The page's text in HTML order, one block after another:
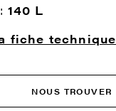
:140 L
fiche technique
NOUS TROUVER